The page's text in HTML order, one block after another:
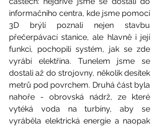
informačního centra, kde jsme pomocí
3D brýlí poznali nejen stavbu
přečerpávací stanice, ale hlavně i její
funkci, pochopili systém, jak se zde
vyrábí elektřina. Tunelem jsme se
dostali až do strojovny, několik desítek
metrů pod povrchem. Druhá část byla
nahoře - obrovská nádrž, ze které
vytéká voda na turbíny, aby se
vyráběla elektrická energie a naopak